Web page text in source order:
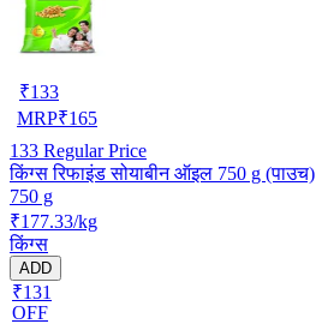
₹133
MRP₹165
133 Regular Price
किंग्स रिफाइंड सोयाबीन ऑइल 750 g (पाउच)
750 g
₹177.33/kg
किंग्स
ADD
₹131
OFF